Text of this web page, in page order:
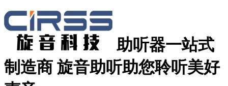
助听器一站式
制造商 旋音助听助您聆听美好